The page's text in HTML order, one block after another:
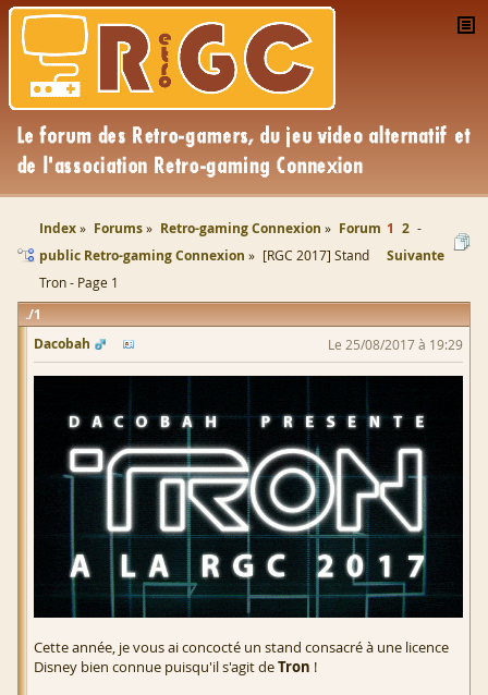
Index Forums Retro-gaming Connexion
Forum
public Retro-gaming Connexion
[RGC 2017] Stand
Tron - Page 1
1 2
Suivante
1
Dacobah
Le 25/08/2017 à 19:29
Cette année, je vous ai concocté un stand consacré à une licence
Disney bien connue puisqu'il s'agit deTron !